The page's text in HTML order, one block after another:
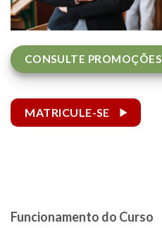
CONSULTE PROMOÇÕES
MATRICULE-SE
Funcionamento do Curso